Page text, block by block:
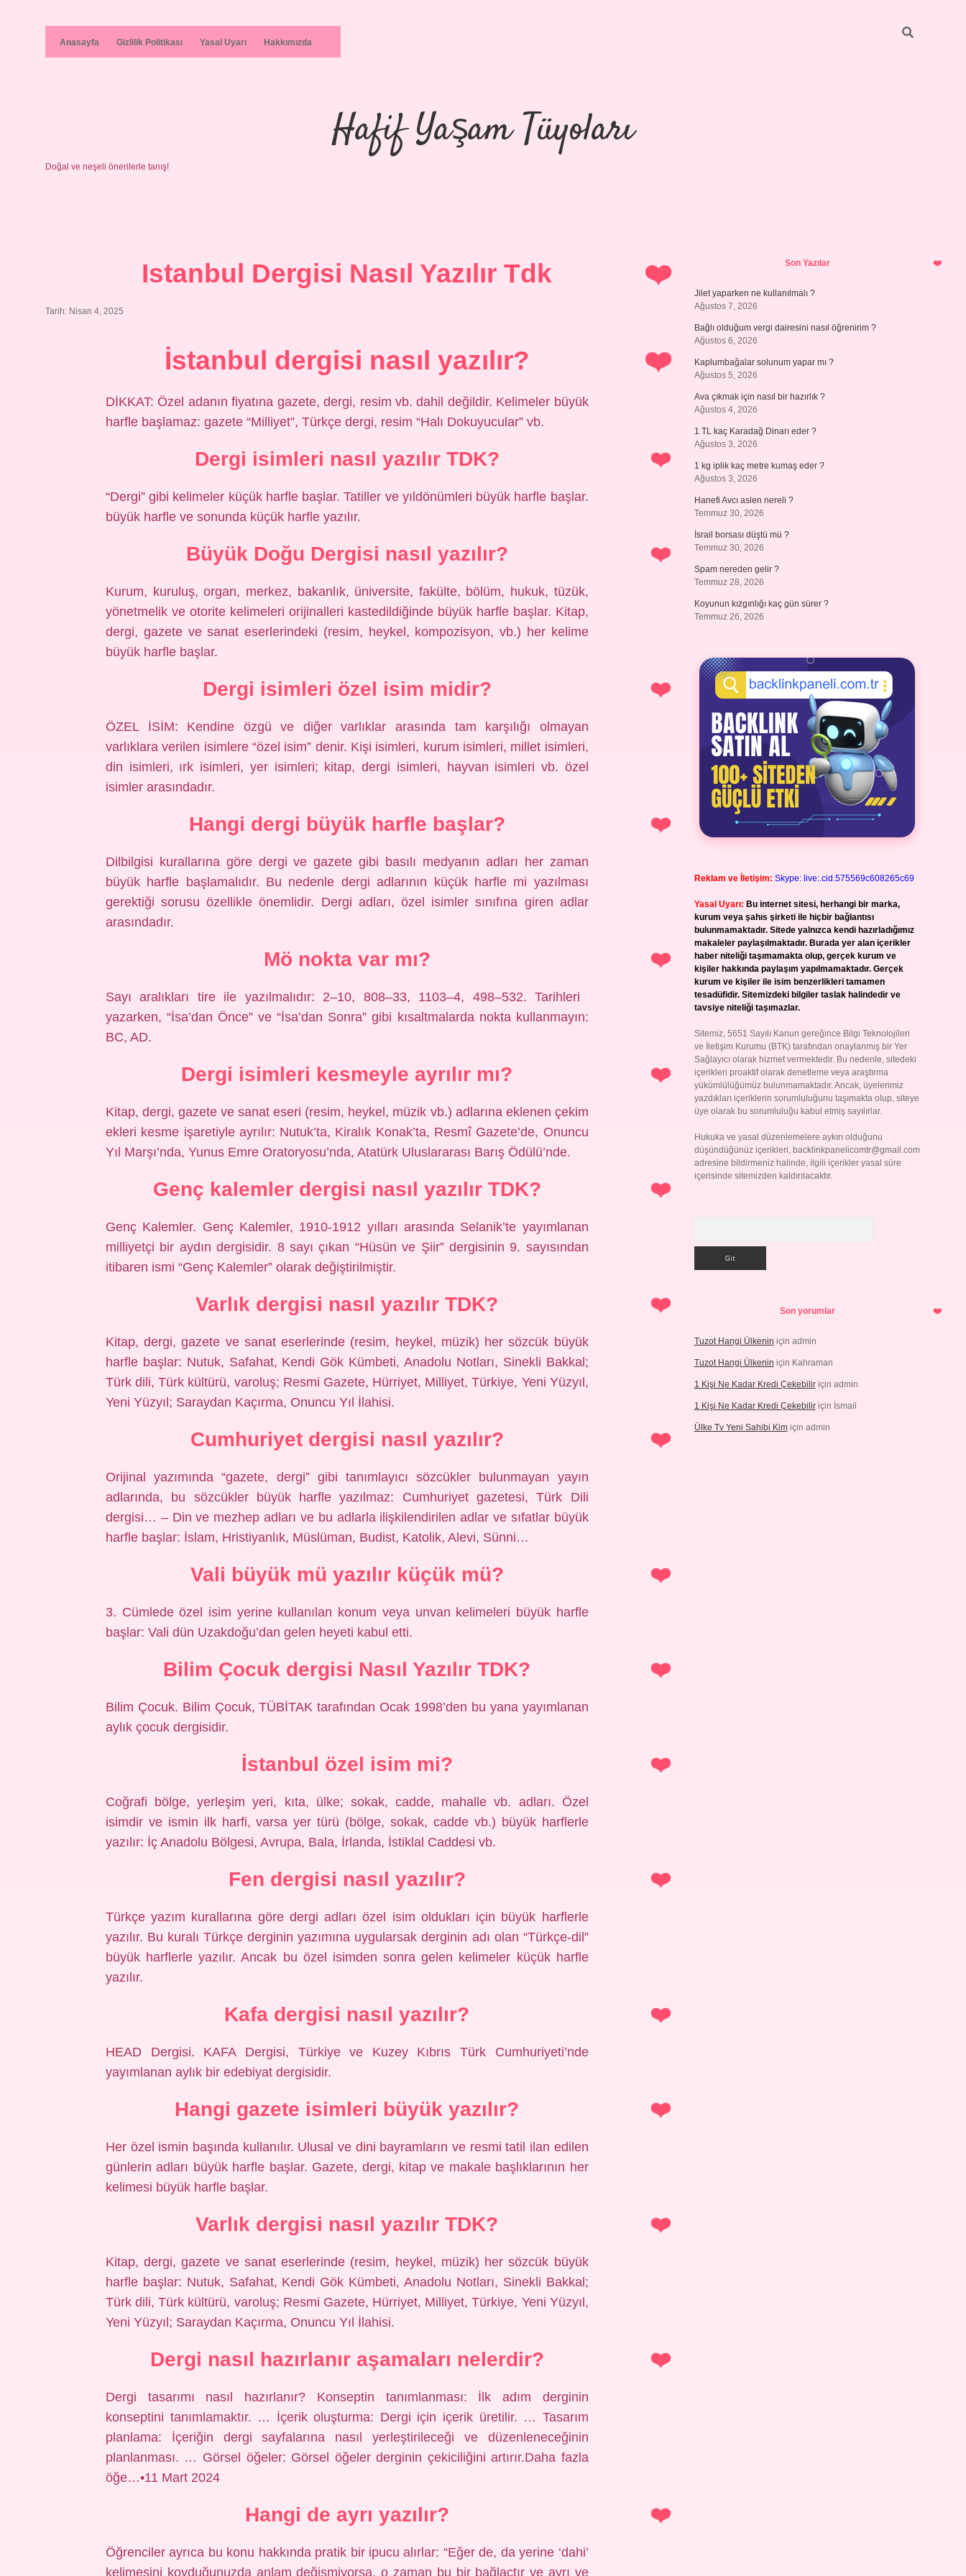
Anasayfa Gizlilik Politikası Yasal Uyarı Hakkımızda
Hafif Yaşam Tüyoları
Doğal ve neşeli önerilerle tanış!
Istanbul Dergisi Nasıl Yazılır Tdk
Tarih: Nisan 4, 2025
İstanbul dergisi nasıl yazılır?
DİKKAT: Özel adanın fiyatına gazete, dergi, resim vb. dahil değildir. Kelimeler büyük
harfle başlamaz: gazete “Milliyet”, Türkçe dergi, resim “Halı Dokuyucular” vb.
Dergi isimleri nasıl yazılır TDK?
“Dergi” gibi kelimeler küçük harfle başlar. Tatiller ve yıldönümleri büyük harfle başlar.
büyük harfle ve sonunda küçük harfle yazılır.
Büyük Doğu Dergisi nasıl yazılır?
Kurum, kuruluş, organ, merkez, bakanlık, üniversite, fakülte, bölüm, hukuk, tüzük,
yönetmelik ve otorite kelimeleri orijinalleri kastedildiğinde büyük harfle başlar. Kitap,
dergi, gazete ve sanat eserlerindeki (resim, heykel, kompozisyon, vb.) her kelime
büyük harfle başlar.
Dergi isimleri özel isim midir?
ÖZEL İSİM: Kendine özgü ve diğer varlıklar arasında tam karşılığı olmayan
varlıklara verilen isimlere “özel isim” denir. Kişi isimleri, kurum isimleri, millet isimleri,
din isimleri, ırk isimleri, yer isimleri; kitap, dergi isimleri, hayvan isimleri vb. özel
isimler arasındadır.
Hangi dergi büyük harfle başlar?
Dilbilgisi kurallarına göre dergi ve gazete gibi basılı medyanın adları her zaman
büyük harfle başlamalıdır. Bu nedenle dergi adlarının küçük harfle mi yazılması
gerektiği sorusu özellikle önemlidir. Dergi adları, özel isimler sınıfına giren adlar
arasındadır.
Mö nokta var mı?
Sayı aralıkları tire ile yazılmalıdır: 2–10, 808–33, 1103–4, 498–532. Tarihleri ​​
yazarken, “İsa’dan Önce” ve “İsa’dan Sonra” gibi kısaltmalarda nokta kullanmayın:
BC, AD.
Dergi isimleri kesmeyle ayrılır mı?
Kitap, dergi, gazete ve sanat eseri (resim, heykel, müzik vb.) adlarına eklenen çekim
ekleri kesme işaretiyle ayrılır: Nutuk’ta, Kiralık Konak’ta, Resmî Gazete’de, Onuncu
Yıl Marşı’nda, Yunus Emre Oratoryosu’nda, Atatürk Uluslararası Barış Ödülü’nde.
Genç kalemler dergisi nasıl yazılır TDK?
Genç Kalemler. Genç Kalemler, 1910-1912 yılları arasında Selanik’te yayımlanan
milliyetçi bir aydın dergisidir. 8 sayı çıkan “Hüsün ve Şiir” dergisinin 9. sayısından
itibaren ismi “Genç Kalemler” olarak değiştirilmiştir.
Varlık dergisi nasıl yazılır TDK?
Kitap, dergi, gazete ve sanat eserlerinde (resim, heykel, müzik) her sözcük büyük
harfle başlar: Nutuk, Safahat, Kendi Gök Kümbeti, Anadolu Notları, Sinekli Bakkal;
Türk dili, Türk kültürü, varoluş; Resmi Gazete, Hürriyet, Milliyet, Türkiye, Yeni Yüzyıl,
Yeni Yüzyıl; Saraydan Kaçırma, Onuncu Yıl İlahisi.
Cumhuriyet dergisi nasıl yazılır?
Orijinal yazımında “gazete, dergi” gibi tanımlayıcı sözcükler bulunmayan yayın
adlarında, bu sözcükler büyük harfle yazılmaz: Cumhuriyet gazetesi, Türk Dili
dergisi… – Din ve mezhep adları ve bu adlarla ilişkilendirilen adlar ve sıfatlar büyük
harfle başlar: İslam, Hristiyanlık, Müslüman, Budist, Katolik, Alevi, Sünni…
Vali büyük mü yazılır küçük mü?
3. Cümlede özel isim yerine kullanılan konum veya unvan kelimeleri büyük harfle
başlar: Vali dün Uzakdoğu’dan gelen heyeti kabul etti.
Bilim Çocuk dergisi Nasıl Yazılır TDK?
Bilim Çocuk. Bilim Çocuk, TÜBİTAK tarafından Ocak 1998’den bu yana yayımlanan
aylık çocuk dergisidir.
İstanbul özel isim mi?
Coğrafi bölge, yerleşim yeri, kıta, ülke; sokak, cadde, mahalle vb. adları. Özel
isimdir ve ismin ilk harfi, varsa yer türü (bölge, sokak, cadde vb.) büyük harflerle
yazılır: İç Anadolu Bölgesi, Avrupa, Bala, İrlanda, İstiklal Caddesi vb.
Fen dergisi nasıl yazılır?
Türkçe yazım kurallarına göre dergi adları özel isim oldukları için büyük harflerle
yazılır. Bu kuralı Türkçe derginin yazımına uygularsak derginin adı olan “Türkçe-dil”
büyük harflerle yazılır. Ancak bu özel isimden sonra gelen kelimeler küçük harfle
yazılır.
Kafa dergisi nasıl yazılır?
HEAD Dergisi. KAFA Dergisi, Türkiye ve Kuzey Kıbrıs Türk Cumhuriyeti’nde
yayımlanan aylık bir edebiyat dergisidir.
Hangi gazete isimleri büyük yazılır?
Her özel ismin başında kullanılır. Ulusal ve dini bayramların ve resmi tatil ilan edilen
günlerin adları büyük harfle başlar. Gazete, dergi, kitap ve makale başlıklarının her
kelimesi büyük harfle başlar.
Varlık dergisi nasıl yazılır TDK?
Kitap, dergi, gazete ve sanat eserlerinde (resim, heykel, müzik) her sözcük büyük
harfle başlar: Nutuk, Safahat, Kendi Gök Kümbeti, Anadolu Notları, Sinekli Bakkal;
Türk dili, Türk kültürü, varoluş; Resmi Gazete, Hürriyet, Milliyet, Türkiye, Yeni Yüzyıl,
Yeni Yüzyıl; Saraydan Kaçırma, Onuncu Yıl İlahisi.
Dergi nasıl hazırlanır aşamaları nelerdir?
Dergi tasarımı nasıl hazırlanır? Konseptin tanımlanması: İlk adım derginin
konseptini tanımlamaktır. … İçerik oluşturma: Dergi için içerik üretilir. … Tasarım
planlama: İçeriğin dergi sayfalarına nasıl yerleştirileceği ve düzenleneceğinin
planlanması. … Görsel öğeler: Görsel öğeler derginin çekiciliğini artırır.Daha fazla
öğe…•11 Mart 2024
Hangi de ayrı yazılır?
Öğrenciler ayrıca bu konu hakkında pratik bir ipucu alırlar: “Eğer de, da yerine ‘dahi’
kelimesini koyduğunuzda anlam değişmiyorsa, o zaman bu bir bağlaçtır ve ayrı ve
SidebarSon Yazılar
Jilet yaparken ne kullanılmalı ?
Ağustos 7, 2026
Bağlı olduğum vergi dairesini nasıl öğrenirim ?
Ağustos 6, 2026
Kaplumbağalar solunum yapar mı ?
Ağustos 5, 2026
Ava çıkmak için nasıl bir hazırlık ?
Ağustos 4, 2026
1 TL kaç Karadağ Dinarı eder ?
Ağustos 3, 2026
1 kg iplik kaç metre kumaş eder ?
Ağustos 3, 2026
Hanefi Avcı aslen nereli ?
Temmuz 30, 2026
İsrail borsası düştü mü ?
Temmuz 30, 2026
Spam nereden gelir ?
Temmuz 28, 2026
Koyunun kızgınlığı kaç gün sürer ?
Temmuz 26, 2026
Reklam ve İletişim: Skype: live:.cid.575569c608265c69
Yasal Uyarı: Bu internet sitesi, herhangi bir marka,
kurum veya şahıs şirketi ile hiçbir bağlantısı
bulunmamaktadır. Sitede yalnızca kendi hazırladığımız
makaleler paylaşılmaktadır. Burada yer alan içerikler
haber niteliği taşımamakta olup, gerçek kurum ve
kişiler hakkında paylaşım yapılmamaktadır. Gerçek
kurum ve kişiler ile isim benzerlikleri tamamen
tesadüfidir. Sitemizdeki bilgiler taslak halindedir ve
tavsiye niteliği taşımazlar.
Sitemiz, 5651 Sayılı Kanun gereğince Bilgi Teknolojileri
ve İletişim Kurumu (BTK) tarafından onaylanmış bir Yer
Sağlayıcı olarak hizmet vermektedir. Bu nedenle, sitedeki
içerikleri proaktif olarak denetleme veya araştırma
yükümlülüğümüz bulunmamaktadır. Ancak, üyelerimiz
yazdıkları içeriklerin sorumluluğunu taşımakta olup, siteye
üye olarak bu sorumluluğu kabul etmiş sayılırlar.
Hukuka ve yasal düzenlemelere aykırı olduğunu
düşündüğünüz içerikleri, backlinkpanelicomtr@gmail.com
adresine bildirmeniz halinde, ilgili içerikler yasal süre
içerisinde sitemizden kaldırılacaktır.
Son yorumlar
Tuzot Hangi Ülkenin için admin
Tuzot Hangi Ülkenin için Kahraman
1 Kişi Ne Kadar Kredi Çekebiliriçin admin
1 Kişi Ne Kadar Kredi Çekebiliriçin İsmail
Ülke Tv Yeni Sahibi Kimiçin admin